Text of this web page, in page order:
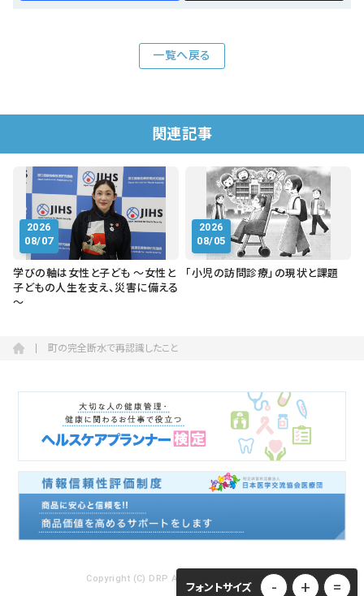
一覧へ戻る
関連記事
2026
08/07
学びの軸は女性と子ども ～女性と
子どもの人生を支え、災害に備える
～
2026
08/05
「小児の訪問診療」の現状と課題
町の完全断水で再認識したこと
Copyright (C) DRP ALL RIGHTS RESERVED.
フォントサイズ - + =